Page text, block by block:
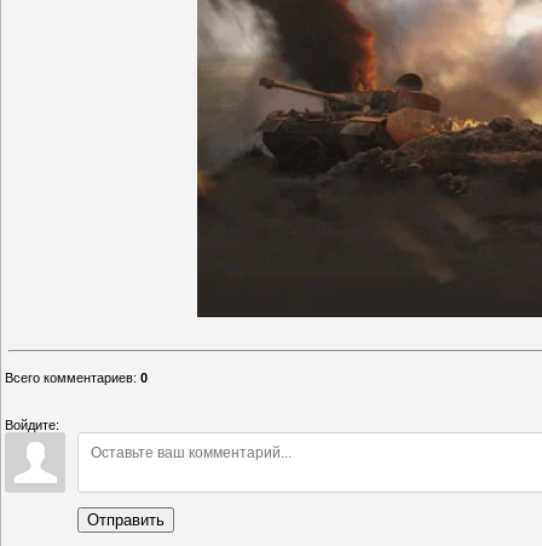
Всего комментариев: 0
Войдите:
Отправить